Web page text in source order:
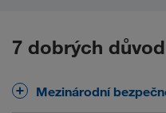
7 dobrých
Mezinárodní